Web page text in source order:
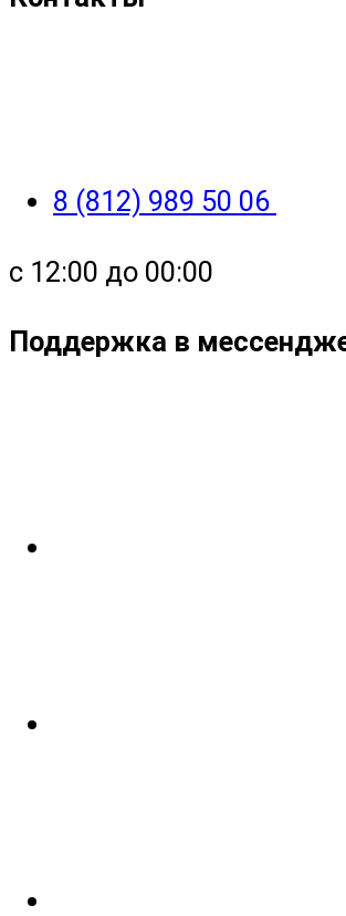
8 (812) 989 50 06
с 12:00 до 00:00
Поддержка в